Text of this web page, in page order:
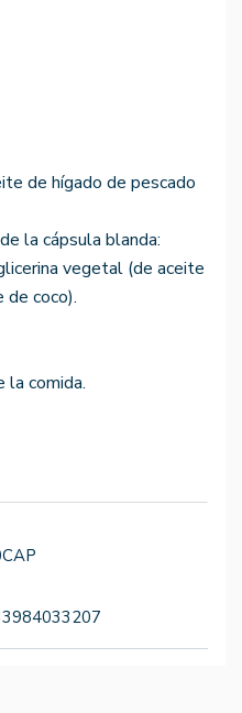
de hígado de pescado
la cápsula blanda:
vegetal (de aceite
coco).
la comida.